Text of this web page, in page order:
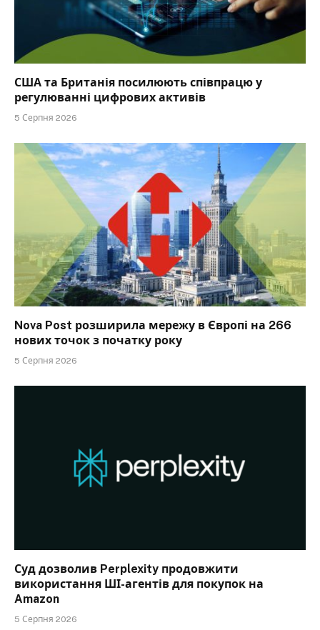
США та Британія посилюють співпрацю у
регулюванні цифрових активів
5 Серпня 2026
Nova Post розширила мережу в Європі на 266
нових точок з початку року
5 Серпня 2026
Суд дозволив Perplexity продовжити
використання ШІ-агентів для покупок на
Amazon
5 Серпня 2026